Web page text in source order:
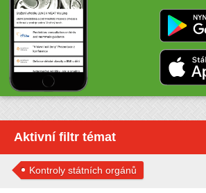
Aktivní filtr témat
Kontroly státních orgánů